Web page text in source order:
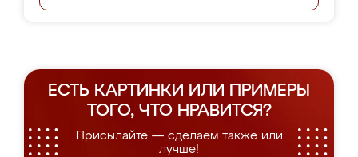
ЕСТЬ КАРТИНКИ ИЛИ ПРИМЕРЫ
ТОГО, ЧТО НРАВИТСЯ?
Присылайте — сделаем также или
лучше!